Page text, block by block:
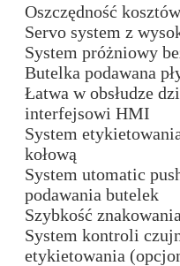
Oszczędność
Servo system z
System próżniowy
Butelka podawana
Łatwa w obsłudze
interfejsowi HMI
System
kołową
System utomatic
podawania butelek
Szybkość
System kontroli
etykietowania